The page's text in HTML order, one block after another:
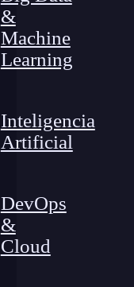
&
Machine
Learning
Inteligencia
Artificial
DevOps
&
Cloud